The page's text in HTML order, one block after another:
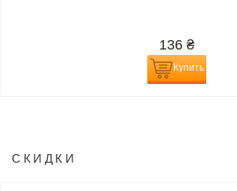
136 ₴
Купить
СКИДКИ